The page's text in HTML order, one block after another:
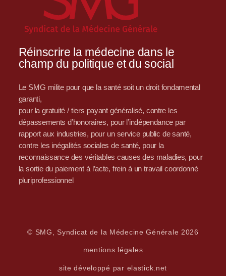
Réinscrire la médecine dans le
champ du politique et du social
Le SMG milite pour que la santé soit un droit fondamental
garanti,
pour la gratuité / tiers payant généralisé, contre les
dépassements d’honoraires, pour l’indépendance par
rapport aux industries, pour un service public de santé,
contre les inégalités sociales de santé, pour la
reconnaissance des véritables causes des maladies, pour
la sortie du paiement à l’acte, frein à un travail coordonné
pluriprofessionnel
© SMG, Syndicat de la Médecine Générale 2026
mentions légales
site développé par elastick.net